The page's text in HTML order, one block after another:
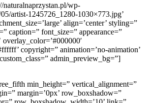
naturalnaprzystan.pl/wp-
artist-1245726_1280-1030×773.jpg’
align=’center’ styling=”
caption=” font_size=” appearance=”
overlay_color=’#000000′
copyright=” animation=’no-animation’
admin_preview_bg=”]
min_height=” vertical_alignment=”
margin=’0px’ row_boxshadow=”